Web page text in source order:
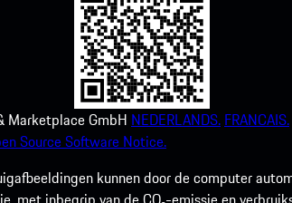
Marketplace GmbH NEDERLANDS. FRANCAIS.
Source Software Notice.
kunnen door de computer